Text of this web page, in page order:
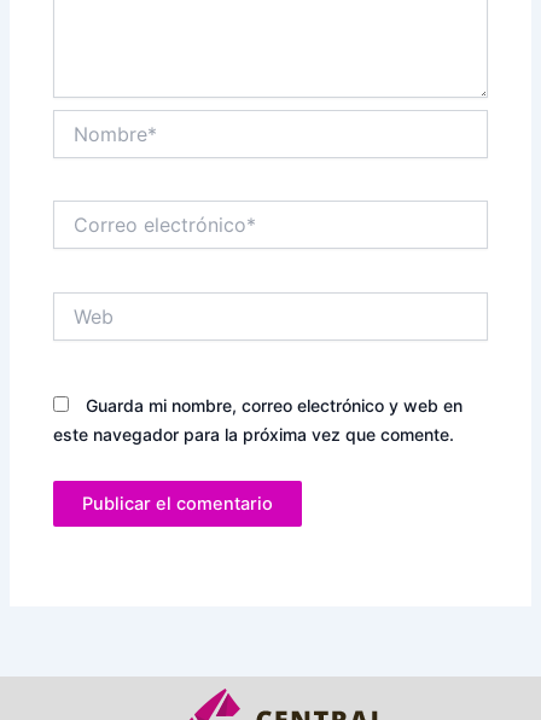
electrónico*
Guarda mi nombre, correo electrónico y web en
este navegador para la próxima vez que comente.